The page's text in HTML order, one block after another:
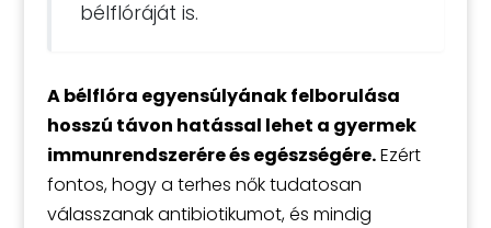
bélflóráját is.
A bélflóra egyensúlyának felborulása
hosszú távon hatással lehet a gyermek
immunrendszerére és egészségére.Ezért
fontos, hogy a terhes nők tudatosan
válasszanak antibiotikumot, és mindig